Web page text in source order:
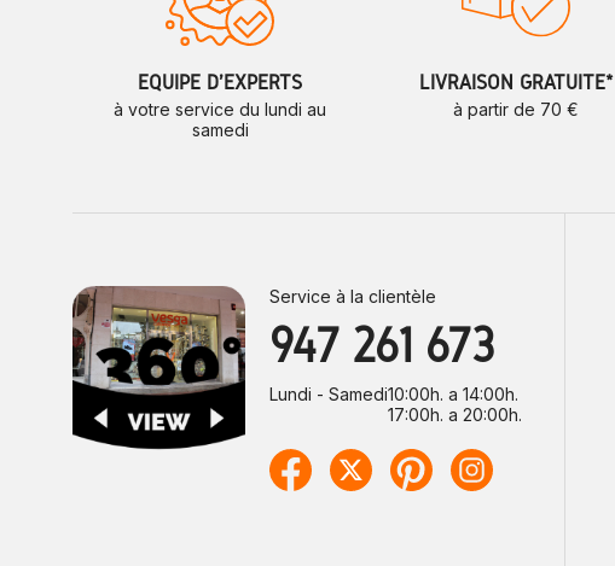
ÉQUIPE D'EXPERTS
à votre service du lundi au
samedi
LIVRAISON GRATUITE*
à partir de 70 €
Service à la clientèle
947 261 673
Lundi - Samedi10:00h. a 14:00h.
17:00h. a 20:00h.